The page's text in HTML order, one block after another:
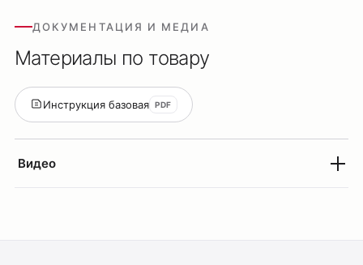
ДОКУМЕНТАЦИЯ И МЕДИА
Материалы по товару
Инструкция базовая PDF
Видео
Каталог
Обмен и возврат
Оплата
Поддержка